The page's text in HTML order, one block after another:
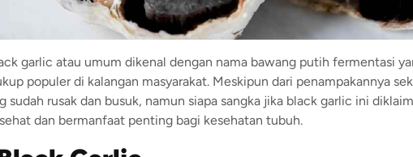
garlic atau umum dikenal dengan nama bawang putih fermentasi
populer di kalangan masyarakat. Meskipun dari penampakannya
sudah rusak dan busuk, namun siapa sangka jika black garlic ini
dan bermanfaat penting bagi kesehatan tubuh.